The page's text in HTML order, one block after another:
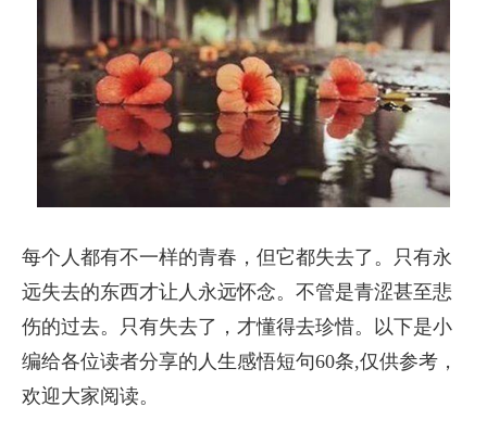
每个人都有不一样的青春，但它都失去了。只有永
远失去的东西才让人永远怀念。不管是青涩甚至悲
伤的过去。只有失去了，才懂得去珍惜。以下是小
编给各位读者分享的人生感悟短句60条,仅供参考，
欢迎大家阅读。